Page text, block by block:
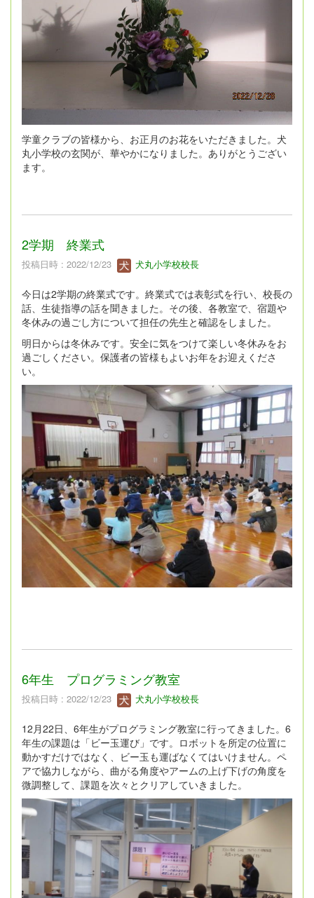
学童クラブの皆様から、お正月のお花をいただきました。犬
丸小学校の玄関が、華やかになりました。ありがとうござい
ます。
2学期 終業式
投稿日時 : 2022/12/23 犬丸小学校校長
今日は2学期の終業式です。終業式では表彰式を行い、校長の
話、生徒指導の話を聞きました。その後、各教室で、宿題や
冬休みの過ごし方について担任の先生と確認をしました。
明日からは冬休みです。安全に気をつけて楽しい冬休みをお
過ごしください。保護者の皆様もよいお年をお迎えくださ
い。
6年生 プログラミング教室
投稿日時 : 2022/12/23 犬丸小学校校長
12月22日、6年生がプログラミング教室に行ってきました。6
年生の課題は「ビー玉運び」です。ロボットを所定の位置に
動かすだけではなく、ビー玉も運ばなくてはいけません。ペ
アで協力しながら、曲がる角度やアームの上げ下げの角度を
微調整して、課題を次々とクリアしていきました。